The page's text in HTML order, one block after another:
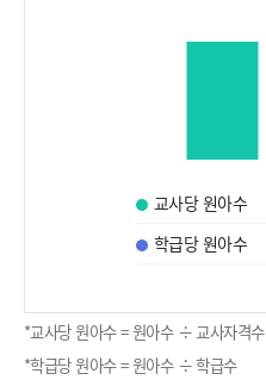
교사당 원아수
학급당 원아수
*교사당 원아수 = 원아수 ÷ 교사자격수
*학급당 원아수 = 원아수 ÷ 학급수